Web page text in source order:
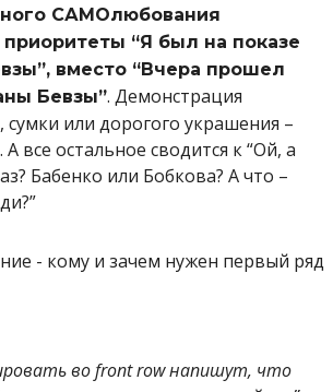
САМОлюбования
приоритеты “Я был на показе
вместо “Вчера прошел
Бевзы”. Демонстрация
сумки или дорогого украшения –
все остальное сводится к “Ой, а
Бабенко или Бобкова? А что –
во front row напишут, что